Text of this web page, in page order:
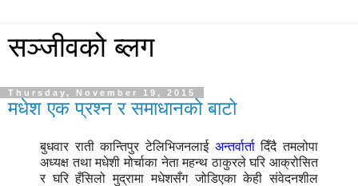
सञ्जीवको ब्लग
Thursday, November 19, 2015
मधेश एक प्रश्न र समाधानको बाटो
बुधवार राती कान्तिपुर टेलिभिजनलाई अन्तर्वार्ता दिँदै तमलोपा
अध्यक्ष तथा मधेशी मोर्चाका नेता महन्थ ठाकुरले घरि आक्रोसित
र घरि हँसिलो मुद्रामा मधेशसँग जोडिएका केही संवेदनशील